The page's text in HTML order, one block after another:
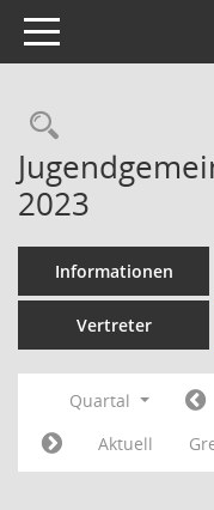
Toggle navigation
2023
Informationen
Vertreter
Quartal
Aktuell